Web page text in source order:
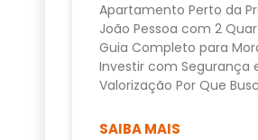
Apartamento Perto da
João Pessoa com 2
Guia Completo para
Investir com Segurança
Valorização Por Que
SAIBA MAIS